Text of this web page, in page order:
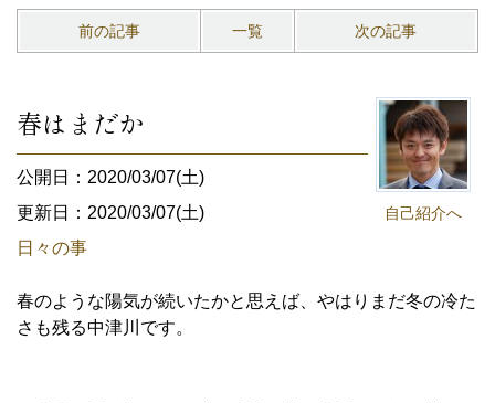
前の記事 一覧 次の記事
自己紹介へ
春はまだか
公開日：2020/03/07(土)
更新日：2020/03/07(土)
日々の事
春のような陽気が続いたかと思えば、やはりまだ冬の冷た
さも残る中津川です。